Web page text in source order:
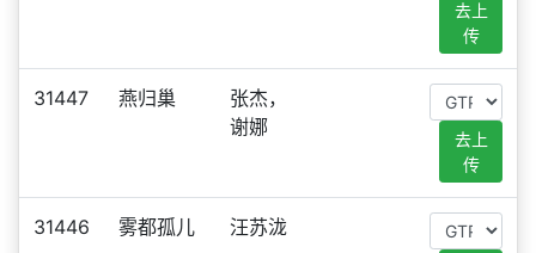
去上
传
31447 燕归巢
张杰，
谢娜
去上
传
31446 雾都孤儿 汪苏泷